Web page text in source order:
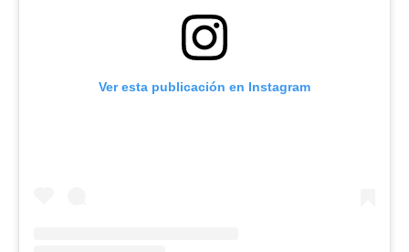
Ver esta publicación en Instagram